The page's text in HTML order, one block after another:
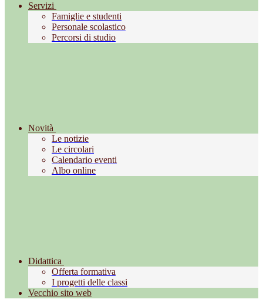
Servizi
Famiglie e studenti
Personale scolastico
Percorsi di studio
Novità
Le notizie
Le circolari
Calendario eventi
Albo online
Didattica
Offerta formativa
I progetti delle classi
Vecchio sito web